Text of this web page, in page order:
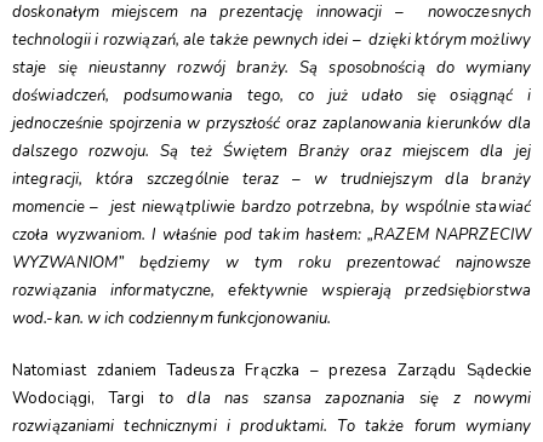
doskonałym miejscem na prezentację innowacji – nowoczesnych
technologii i rozwiązań, ale także pewnych idei – dzięki którym możliwy
staje się nieustanny rozwój branży. Są sposobnością do wymiany
doświadczeń, podsumowania tego, co już udało się osiągnąć i
jednocześnie spojrzenia w przyszłość oraz zaplanowania kierunków dla
dalszego rozwoju. Są też Świętem Branży oraz miejscem dla jej
integracji, która szczególnie teraz – w trudniejszym dla branży
momencie – jest niewątpliwie bardzo potrzebna, by wspólnie stawiać
czoła wyzwaniom. I właśnie pod takim hasłem: „RAZEM NAPRZECIW
WYZWANIOM” będziemy w tym roku prezentować najnowsze
rozwiązania informatyczne, efektywnie wspierają przedsiębiorstwa
wod.-kan. w ich codziennym funkcjonowaniu.
Natomiast zdaniem Tadeusza Frączka – prezesa Zarządu Sądeckie
Wodociągi, Targi to dla nas szansa zapoznania się z nowymi
rozwiązaniami technicznymi i produktami. To także forum wymiany